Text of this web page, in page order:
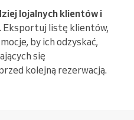
lojalnych klientów i
Eksportuj listę klientów,
by ich odzyskać,
się
kolejną rezerwacją.